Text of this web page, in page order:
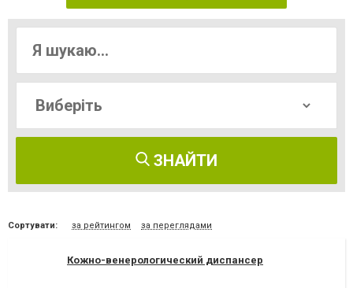
ЗНАЙТИ
Сортувати: за рейтингом за переглядами
Кожно-венерологический диспансер